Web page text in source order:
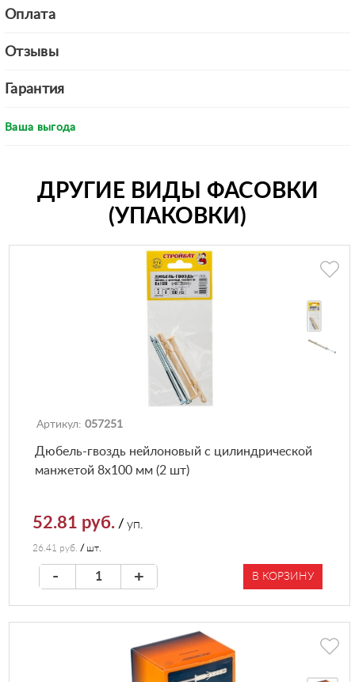
Оплата
Отзывы
Гарантия
Ваша выгода
ДРУГИЕ ВИДЫ ФАСОВКИ
(УПАКОВКИ)
Артикул: 057251
Дюбель-гвоздь нейлоновый с цилиндрической
манжетой 8х100 мм (2 шт)
52.81 руб. /уп.
26.41 руб. / шт.
- + В КОРЗИНУ